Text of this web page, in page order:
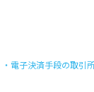
電子決済手段の取引